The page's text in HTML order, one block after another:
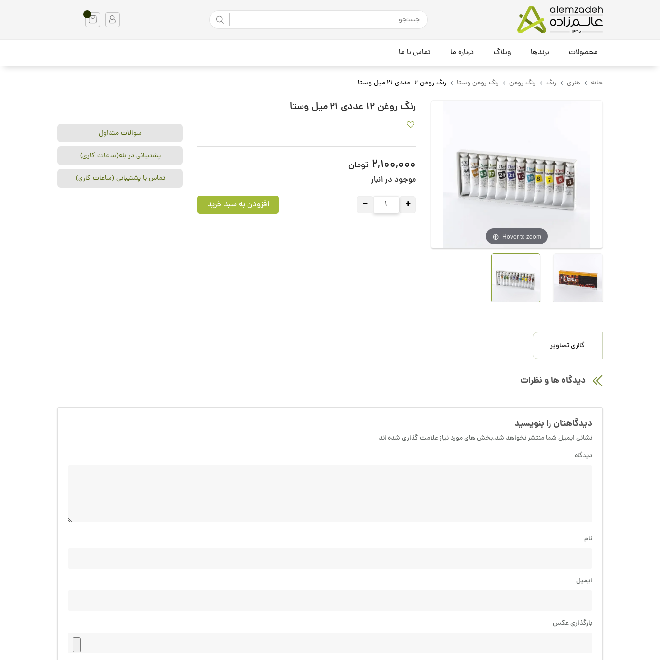
محصولات برندها وبلاگ درباره ما تماس با ما
خانه هنری رنگ رنگ روغن رنگ روغن وستا رنگ روغن 12 عددی 21 میل وستا
Hover to zoom
رنگ روغن 12 عددی 21 میل وستا
2,100,000 تومان
موجود در انبار
افزودن به سبد خرید
سوالات متداول
پشتیبانی در بله(ساعات کاری)
تماس با پشتیبانی (ساعات کاری)
گالری تصاویر
دیدگاه ها و نظرات
دیدگاهتان را بنویسید
نشانی ایمیل شما منتشر نخواهد شد.بخش های مورد نیاز علامت گذاری شده اند
دیدگاه
نام
ایمیل
بارگذاری عکس